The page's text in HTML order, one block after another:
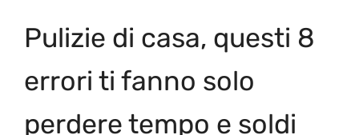
Pulizie di casa, questi 8
errori ti fanno solo
perdere tempo e soldi